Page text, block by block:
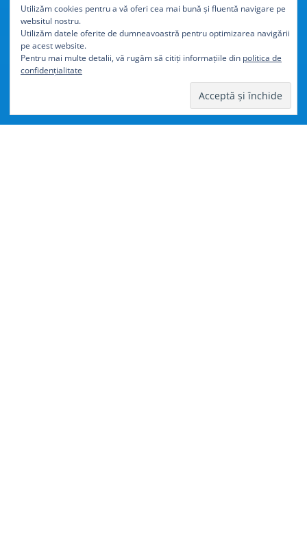
Cu40% mai ușordecât
aluminiul
Utilizăm cookies pentru a vă oferi cea mai bună și fluentă navigare pe
websitul nostru.
Utilizăm datele oferite de dumneavoastră pentru optimizarea navigării
pe acest website.
Pentru mai multe detalii, vă rugăm să citiți informațiile din politica de
confidențialitate